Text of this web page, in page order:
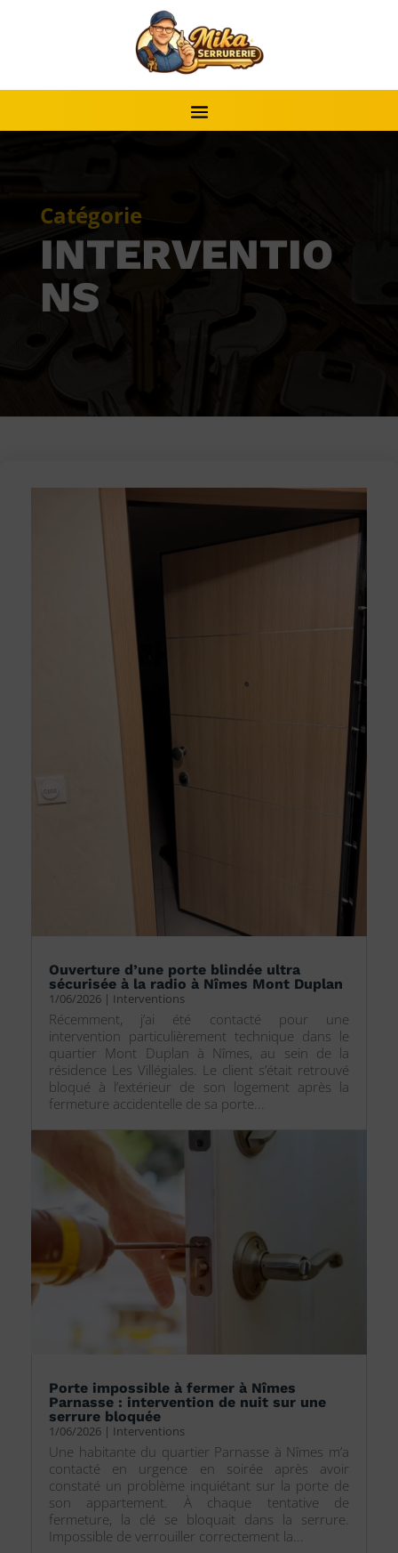
Catégorie
INTERVENTIO
NS
Ouverture d’une porte blindée ultra
sécurisée à la radio à Nîmes Mont Duplan
1/06/2026 | Interventions
Récemment, j’ai été contacté pour une
intervention particulièrement technique dans le
quartier Mont Duplan à Nîmes, au sein de la
résidence Les Villégiales. Le client s’était retrouvé
bloqué à l’extérieur de son logement après la
fermeture accidentelle de sa porte...
Porte impossible à fermer à Nîmes
Parnasse : intervention de nuit sur une
serrure bloquée
1/06/2026 | Interventions
Une habitante du quartier Parnasse à Nîmes m’a
contacté en urgence en soirée après avoir
constaté un problème inquiétant sur la porte de
son appartement. À chaque tentative de
fermeture, la clé se bloquait dans la serrure.
Impossible de verrouiller correctement la...